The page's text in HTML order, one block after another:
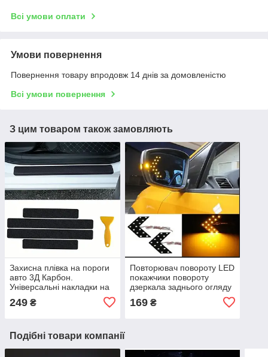
Всі умови оплати
Умови повернення
Повернення товару впродовж 14 днів за домовленістю
Всі умови повернення
З цим товаром також замовляють
Захисна плівка на пороги
авто 3Д Карбон.
Універсальні накладки на
249 ₴
Повторювач повороту LED
покажчики повороту
дзеркала заднього огляду
Поворотники в дзеркала
169₴
Подібні товари компанії